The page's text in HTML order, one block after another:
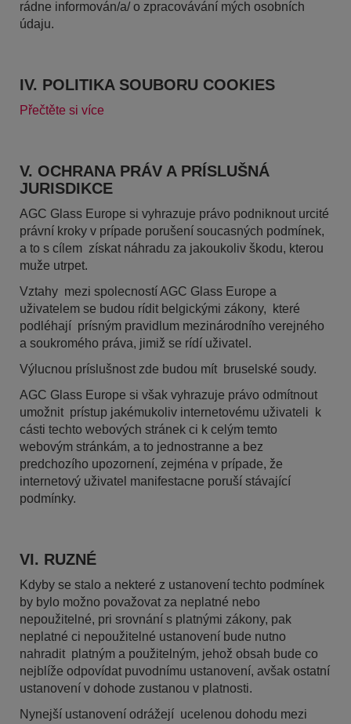
rádne informován/a/ o zpracovávání mých osobních
údaju.
IV. POLITIKA SOUBORU COOKIES
Přečtěte si více
V. OCHRANA PRÁV A PRÍSLUŠNÁ
JURISDIKCE
AGC Glass Europe si vyhrazuje právo podniknout urcité
právní kroky v prípade porušení soucasných podmínek,
a to s cílem získat náhradu za jakoukoliv škodu, kterou
muže utrpet.
Vztahy mezi spolecností AGC Glass Europe a
uživatelem se budou rídit belgickými zákony, které
podléhají prísným pravidlum mezinárodního verejného
a soukromého práva, jimiž se rídí uživatel.
Výlucnou príslušnost zde budou mít bruselské soudy.
AGC Glass Europe si však vyhrazuje právo odmítnout
umožnit prístup jakémukoliv internetovému uživateli k
cásti techto webových stránek ci k celým temto
webovým stránkám, a to jednostranne a bez
predchozího upozornení, zejména v prípade, že
internetový uživatel manifestacne poruší stávající
podmínky.
VI. RUZNÉ
Kdyby se stalo a nekteré z ustanovení techto podmínek
by bylo možno považovat za neplatné nebo
nepoužitelné, pri srovnání s platnými zákony, pak
neplatné ci nepoužitelné ustanovení bude nutno
nahradit platným a použitelným, jehož obsah bude co
nejblíže odpovídat puvodnímu ustanovení, avšak ostatní
ustanovení v dohode zustanou v platnosti.
Nynejší ustanovení odrážejí ucelenou dohodu mezi